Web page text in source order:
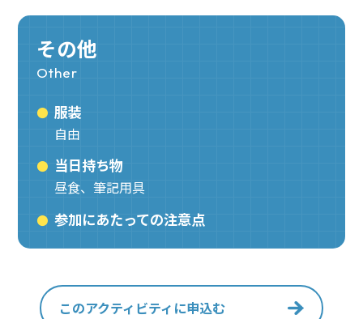
その他
Other
服装
自由
当日持ち物
昼食、筆記用具
参加にあたっての注意点
このアクティビティに申込む